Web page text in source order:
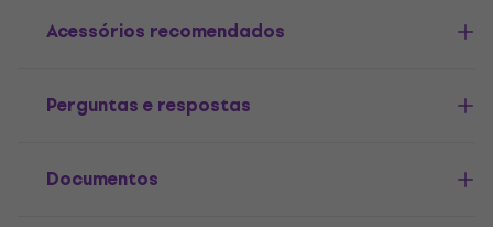
Acessórios recomendados
Perguntas e respostas
Documentos